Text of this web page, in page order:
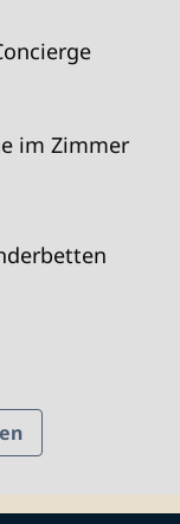
im Zimmer